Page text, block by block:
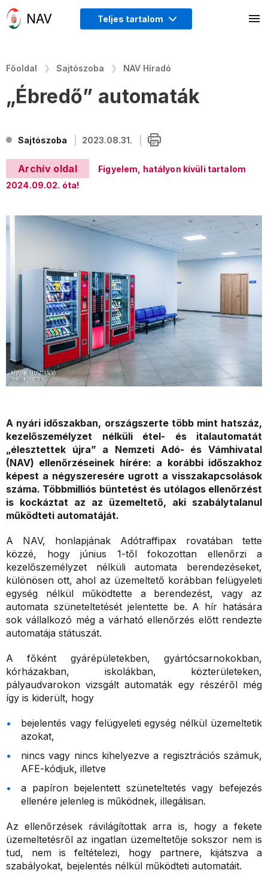
Teljes tartalom
Főoldal Sajtószoba NAV Híradó
„Ébredő” automaták
Sajtószoba 2023.08.31.
Archív oldal
Figyelem, hatályon kívüli tartalom
2024.09.02. óta!
A nyári időszakban, országszerte több mint hatszáz,
kezelőszemélyzet nélküli étel- és italautomatát
„élesztettek újra” a Nemzeti Adó- és Vámhivatal
(NAV) ellenőrzéseinek hírére: a korábbi időszakhoz
képest a négyszeresére ugrott a visszakapcsolások
száma. Többmilliós büntetést és utólagos ellenőrzést
is kockáztat az az üzemeltető, aki szabálytalanul
működteti automatáját.
A NAV, honlapjának Adótraffipax rovatában tette
közzé, hogy június 1-től fokozottan ellenőrzi a
kezelőszemélyzet nélküli automata berendezéseket,
különösen ott, ahol az üzemeltető korábban felügyeleti
egység nélkül működtette a berendezést, vagy az
automata szüneteltetését jelentette be. A hír hatására
sok vállalkozó még a várható ellenőrzés előtt rendezte
automatája státuszát.
A főként gyárépületekben, gyártócsarnokokban,
kórházakban, iskolákban, közterületeken,
pályaudvarokon vizsgált automaták egy részéről még
így is kiderült, hogy
bejelentés vagy felügyeleti egység nélkül üzemeltetik
azokat,
nincs vagy nincs kihelyezve a regisztrációs számuk,
AFE-kódjuk, illetve
a papíron bejelentett szüneteltetés vagy befejezés
ellenére jelenleg is működnek, illegálisan.
Az ellenőrzések rávilágítottak arra is, hogy a fekete
üzemeltetésről az ingatlan üzemeltetője sokszor nem is
tud, nem is feltételezi, hogy partnere, kijátszva a
szabályokat, bejelentés nélkül működteti automatáit.